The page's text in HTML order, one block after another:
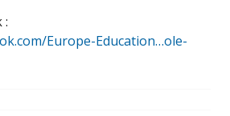
:
Europe-Education…ole-